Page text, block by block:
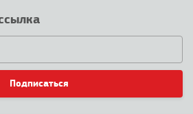
Подписаться